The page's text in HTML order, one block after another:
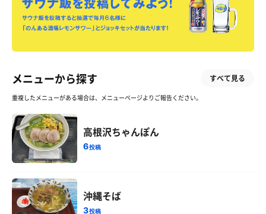
メニューから探す すべて見る
重複したメニューがある場合は、メニューページよりご報告ください。
高根沢ちゃんぽん
6投稿
沖縄そば
3投稿